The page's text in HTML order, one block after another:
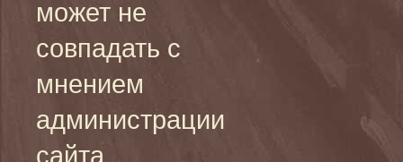
может не
совпадать с
мнением
администрации
сайта.